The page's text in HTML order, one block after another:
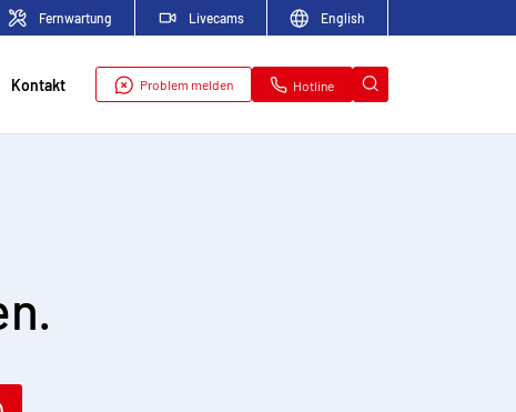
Fernwartung Livecams English
Kontakt Problem melden Hotline